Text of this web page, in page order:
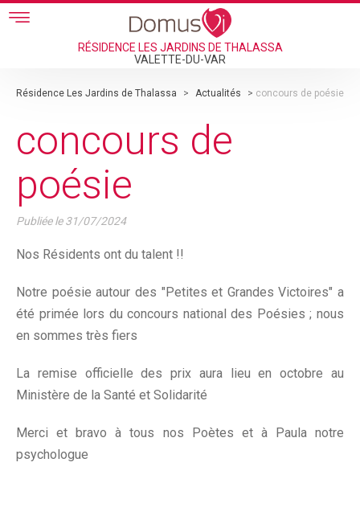
Skip to main content
RÉSIDENCE LES JARDINS DE THALASSA
VALETTE-DU-VAR
Résidence Les Jardins de Thalassa > Actualités > concours de poésie
concours de
poésie
Publiée le31/07/2024
Nos Résidents ont du talent !!
Notre poésie autour des "Petites et Grandes Victoires" a
été primée lors du concours national des Poésies ; nous
en sommes très fiers
La remise officielle des prix aura lieu en octobre au
Ministère de la Santé et Solidarité
Merci et bravo à tous nos Poètes et à Paula notre
psychologue